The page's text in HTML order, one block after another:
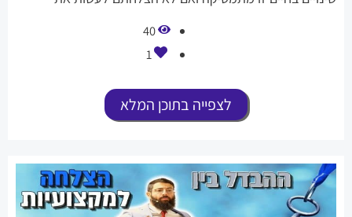
40
1
לצפייה בתוכן המלא